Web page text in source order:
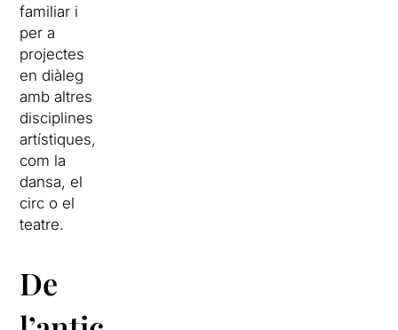
familiar i
per a
projectes
en diàleg
amb altres
disciplines
artístiques,
com la
dansa, el
circ o el
teatre.
De